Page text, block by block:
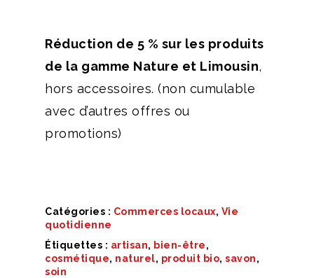
Réduction de 5 % sur les produits
de la gamme Nature et Limousin,
hors accessoires. (non cumulable
avec d’autres offres ou
promotions)
Catégories : Commerces locaux, Vie
quotidienne
Étiquettes : artisan, bien-être,
cosmétique, naturel, produit bio, savon,
soin